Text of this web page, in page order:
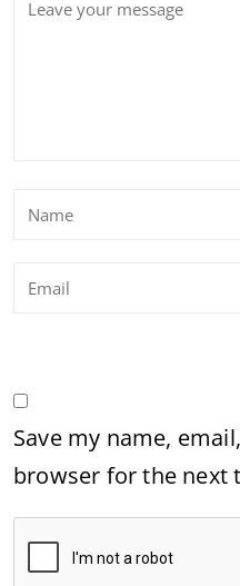
Save my name,
browser for the next